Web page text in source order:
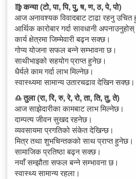
♍ कन्या (टो, पा, पि, पु, ष, ण, ठ, पे, पो)
आज अनावश्यक विवादबाट टाढा रहनु उचित
आर्थिक कारोबार गर्दा सावधानी
कार्य क्षेत्रमा जिम्मेवारी बढ्न सक्छ।
गोप्य योजना सफल बन्ने सम्भावना छ।
साथीभाइको सहयोग प्राप्त हुनेछ।
धैर्यले काम गर्दा लाभ मिल्नेछ।
स्वास्थ्यमा सामान्य उतारचढाव देखिन सक्छ।
♎ तुला (रा, रि, रु, रे, रो, ता, ति, तु, ते)
आज साझेदारीका कामबाट लाभ मिल्नेछ।
दाम्पत्य जीवन सुखद रहनेछ।
व्यवसायमा प्रगतिको संकेत देखिन्छ।
मित्र तथा शुभचिन्तकको साथ प्राप्त हुनेछ।
सामाजिक प्रतिष्ठा बढ्न सक्छ।
नयाँ सम्झौता सफल बन्ने सम्भावना छ।
स्वास्थ्य सामान्य रहला।